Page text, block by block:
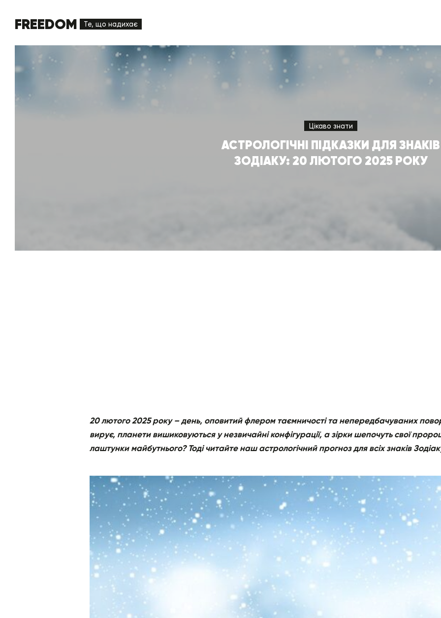
FREEDOM Те, що надихає
Цікаво знати
АСТРОЛОГІЧНІ ПІДКАЗКИ ДЛЯ ЗНАКІВ
ЗОДІАКУ: 20 ЛЮТОГО 2025 РОКУ
20 лютого 2025 року – день, оповитий флером таємничості та непередбачуваних
вирує, планети вишиковуються у незвичайні конфігурації, а зірки шепочуть свої
лаштунки майбутнього? Тоді читайте наш астрологічний прогноз для всіх знаків